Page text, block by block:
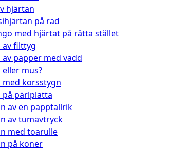
hjärtan
på rad
med hjärtat på rätta stället
av filttyg
av papper med vadd
mus?
med korsstygn
på pärlplatta
av en papptallrik
av tumavtryck
med toarulle
på koner